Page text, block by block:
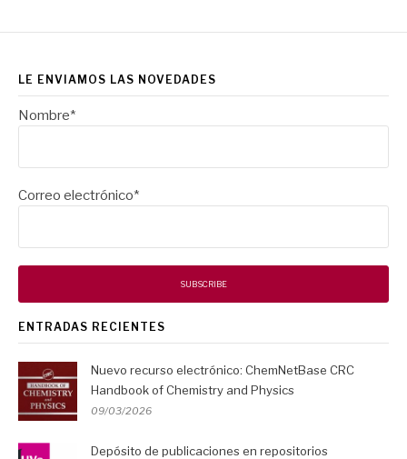
LE ENVIAMOS LAS NOVEDADES
Nombre*
Correo electrónico*
ENTRADAS RECIENTES
Nuevo recurso electrónico: ChemNetBase CRC
Handbook of Chemistry and Physics
09/03/2026
Depósito de publicaciones en repositorios